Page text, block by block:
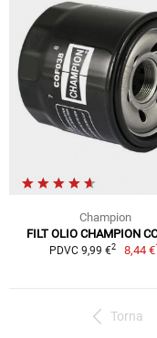
Champion
FILT OLIO CHAMPION
PDVC 9,99 €2 8,44 €
Torna